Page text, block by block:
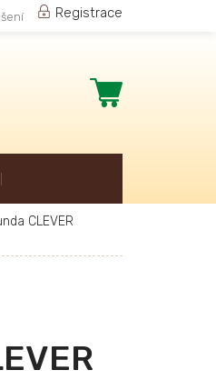
Registrace
Nákupní
CLEVER